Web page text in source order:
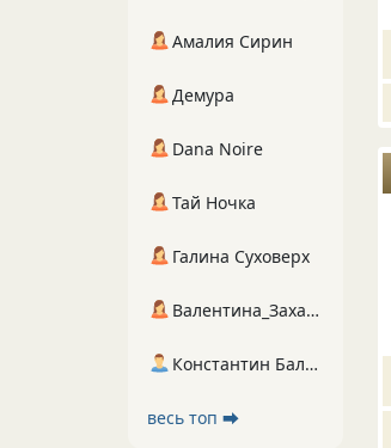
Амалия Сирин
Демура
Dana Noire
Тай Ночка
Галина Суховерх
Валентина_Захарова
Константин Балухта
весь топ ⮕